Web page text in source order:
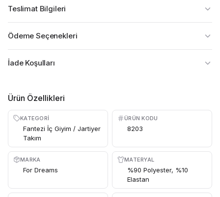
Teslimat Bilgileri
Ödeme Seçenekleri
İade Koşulları
Ürün Özellikleri
KATEGORI
Fantezi İç Giyim / Jartiyer
Takım
ÜRÜN KODU
8203
MARKA
For Dreams
MATERYAL
%90 Polyester, %10
Elastan